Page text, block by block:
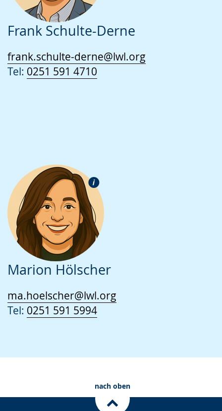
Frank Schulte-Derne
frank.schulte-derne@lwl.org
Tel: 0251 591 4710
Marion Hölscher
ma.hoelscher@lwl.org
Tel: 0251 591 5994
nach oben